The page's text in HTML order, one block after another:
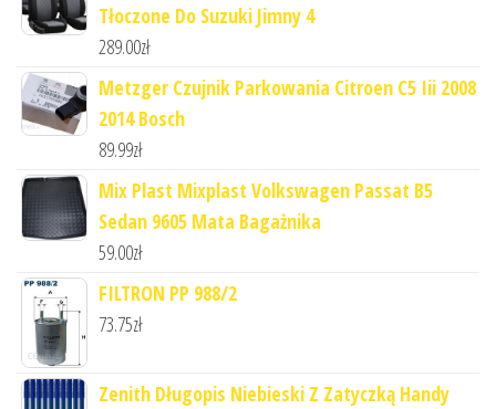
Tłoczone Do Suzuki Jimny 4
289.00zł
Metzger Czujnik Parkowania Citroen C5 Iii 2008
2014 Bosch
89.99zł
Mix Plast Mixplast Volkswagen Passat B5
Sedan 9605 Mata Bagażnika
59.00zł
FILTRON PP 988/2
73.75zł
Zenith Długopis Niebieski Z Zatyczką Handy